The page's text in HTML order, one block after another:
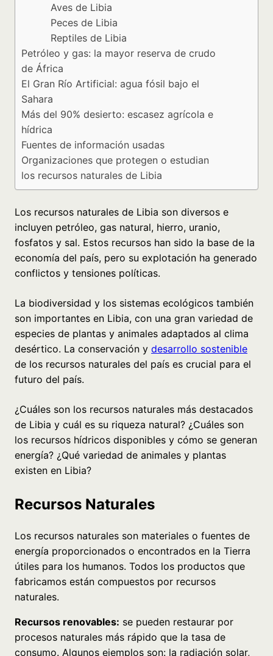
Aves de Libia
Peces de Libia
Reptiles de Libia
Petróleo y gas: la mayor reserva de crudo
de África
El Gran Río Artificial: agua fósil bajo el
Sahara
Más del 90% desierto: escasez agrícola e
hídrica
Fuentes de información usadas
Organizaciones que protegen o estudian
los recursos naturales de Libia
Los recursos naturales de Libia son diversos e
incluyen petróleo, gas natural, hierro, uranio,
fosfatos y sal. Estos recursos han sido la base de la
economía del país, pero su explotación ha generado
conflictos y tensiones políticas.
La biodiversidad y los sistemas ecológicos también
son importantes en Libia, con una gran variedad de
especies de plantas y animales adaptados al clima
desértico. La conservación y desarrollo sostenible
de los recursos naturales del país es crucial para el
futuro del país.
¿Cuáles son los recursos naturales más destacados
de Libia y cuál es su riqueza natural? ¿Cuáles son
los recursos hídricos disponibles y cómo se generan
energía? ¿Qué variedad de animales y plantas
existen en Libia?
Recursos Naturales
Los recursos naturales son materiales o fuentes de
energía proporcionados o encontrados en la Tierra
útiles para los humanos. Todos los productos que
fabricamos están compuestos por recursos
naturales.
Recursos renovables: se pueden restaurar por
procesos naturales más rápido que la tasa de
consumo. Algunos ejemplos son: la radiación solar,